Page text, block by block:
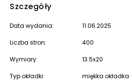
Szczegóły
Data wydania: 11.06.2025
Liczba stron: 400
Wymiary: 13.5x20
Typ okładki: miękka okładka